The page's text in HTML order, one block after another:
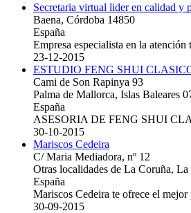
Secretaria virtual lider en calidad y
Baena, Córdoba 14850
España
Empresa especialista en la atención
23-12-2015
ESTUDIO FENG SHUI
Cami de Son Rapinya 93
Palma de Mallorca, Islas Baleares
España
ASESORIA DE FENG SHUI
30-10-2015
Mariscos Cedeira
C/ Maria Mediadora, nº 12
Otras localidades de La Coruña,
España
Mariscos Cedeira te ofrece el
30-09-2015